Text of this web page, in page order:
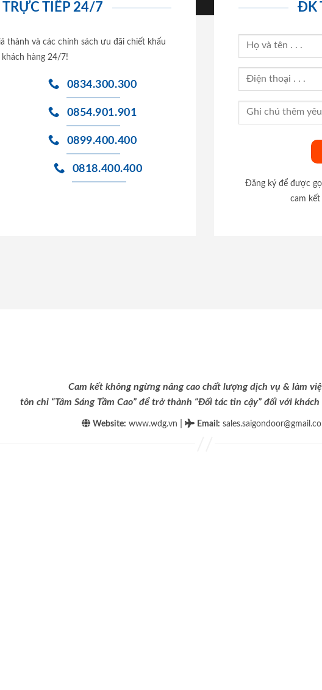
TIẾP 24/7
thành và các chính sách ưu đãi chiết khấu
khách hàng 24/7!
0834.300.300
0854.901.901
0899.400.400
0818.400.400
ĐK
Đăng ký để được
cam
Cam kết không ngừng nâng cao chất lượng dịch vụ & làm
tôn chỉ “Tâm Sáng Tầm Cao” để trở thành “Đối tác tin cậy” đối với
Website: www.wdg.vn Email :